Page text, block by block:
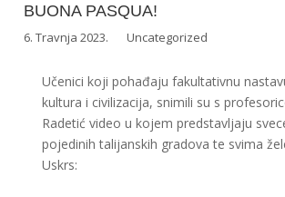
BUONA PASQUA!
6. Travnja 2023. Uncategorized
Učenici koji pohađaju fakultativnu
kultura i civilizacija, snimili su s
Radetić video u kojem predstavljaju
pojedinih talijanskih gradova te svima
Uskrs: